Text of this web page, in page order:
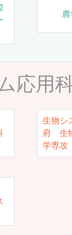
応用
生物シ
府 生
学専攻